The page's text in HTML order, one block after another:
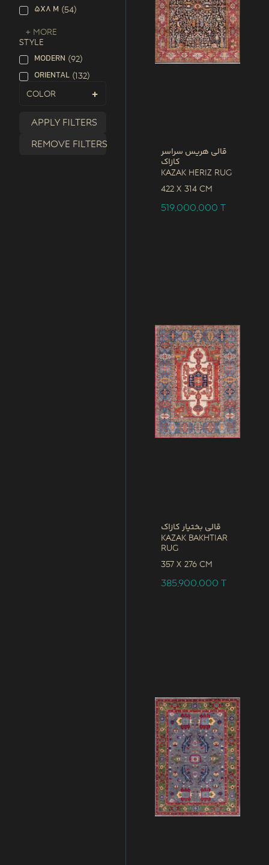
5X8 M (54)
+ More
STYLE
MODERN (92)
ORIENTAL (132)
Color
Apply filters
Remove filters
قالی هریس سراسر
کازاک
Kazak Heriz Rug
422 x 314 CM
519,000,000T
قالی بختیار کازاک
Kazak Bakhtiar
Rug
357 x 276 CM
385,900,000T